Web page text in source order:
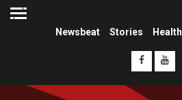
Newsbeat Stories Health